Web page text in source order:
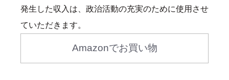
発生した収入は、政治活動の充実のために使用させ
ていただきます。
Amazonでお買い物